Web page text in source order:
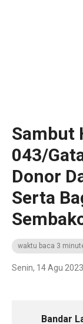
Sambut
043/
Donor
Serta
waktu baca 3
Senin, 14 Agu
Bandar